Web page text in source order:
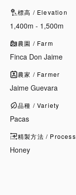
標高 / Elevation
1,400m - 1,500m
農園 / Farm
Finca Don Jaime
農家 / Farmer
Jaime Guevara
品種 / Variety
Pacas
精製方法 / Process
Honey